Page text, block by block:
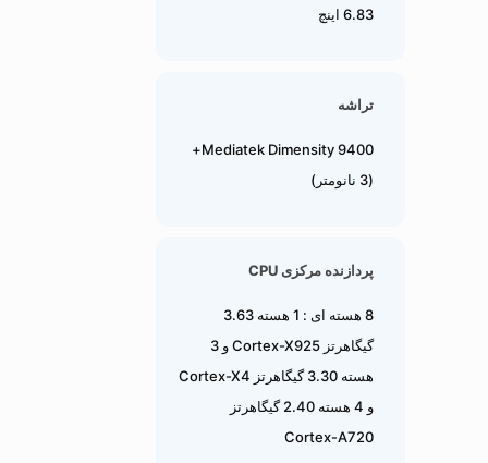
Mediatek Dimensity 9400+
پردازنده مرکزی CPU
8 هسته ای : 1 هسته 3.63
گیگاهرتز Cortex-X925 و 3
هسته 3.30 گیگاهرتز Cortex-X4
و 4 هسته 2.40 گیگاهرتز
Cortex-A720